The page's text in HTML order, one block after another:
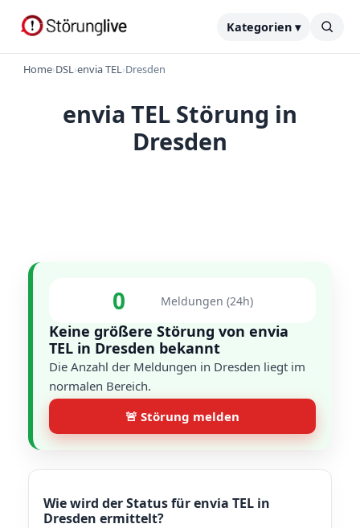
Kategorien ▾
Home›DSL›envia TEL›Dresden
envia TEL Störung in
Dresden
0 Meldungen (24h)
Keine größere Störung von envia
TEL in Dresden bekannt
Die Anzahl der Meldungen in Dresden liegt im
normalen Bereich.
🚨 Störung melden
Wie wird der Status für envia TEL in
Dresden ermittelt?